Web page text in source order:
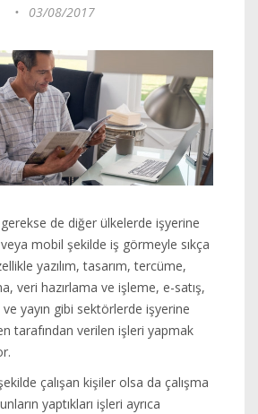
•
03/08/2017
de diğer ülkelerde işyerine
mobil şekilde iş görmeyle sıkça
yazılım, tasarım, tercüme,
veri hazırlama ve işleme, e-satış,
yayın gibi sektörlerde işyerine
tarafından verilen işleri yapmak
çalışan kişiler olsa da çalışma
yaptıkları işleri ayrıca